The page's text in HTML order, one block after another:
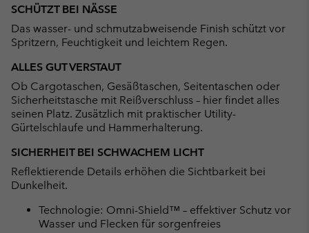
SCHÜTZT BEI NÄSSE
Das wasser- und schmutzabweisende Finish schützt vor
Spritzern, Feuchtigkeit und leichtem Regen.
ALLES GUT VERSTAUT
Ob Cargotaschen, Gesäßtaschen, Seitentaschen oder
Sicherheitstasche mit Reißverschluss – hier findet alles
seinen Platz. Zusätzlich mit praktischer Utility-
Gürtelschlaufe und Hammerhalterung.
SICHERHEIT BEI SCHWACHEM LICHT
Reflektierende Details erhöhen die Sichtbarkeit bei
Dunkelheit.
Technologie: Omni-Shield™ – effektiver Schutz vor
Wasser und Flecken für sorgenfreies